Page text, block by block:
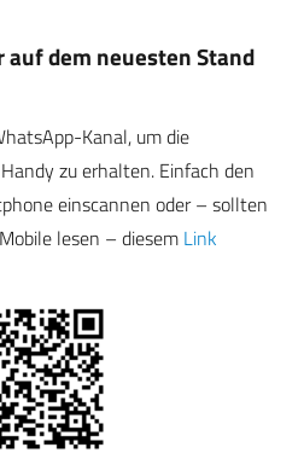
dem neuesten Stand
Kanal, um die
zu erhalten. Einfach den
einscannen oder – sollten
lesen – diesem Link